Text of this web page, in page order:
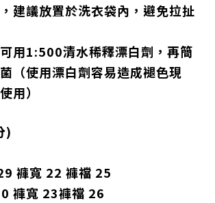
建議放置於洗衣袋內，避免拉扯
用1:500清水稀釋漂白劑，再簡
（使用漂白劑容易造成褪色現
用）
)
褲寬 22 褲襠 25
褲寬 23褲襠 26